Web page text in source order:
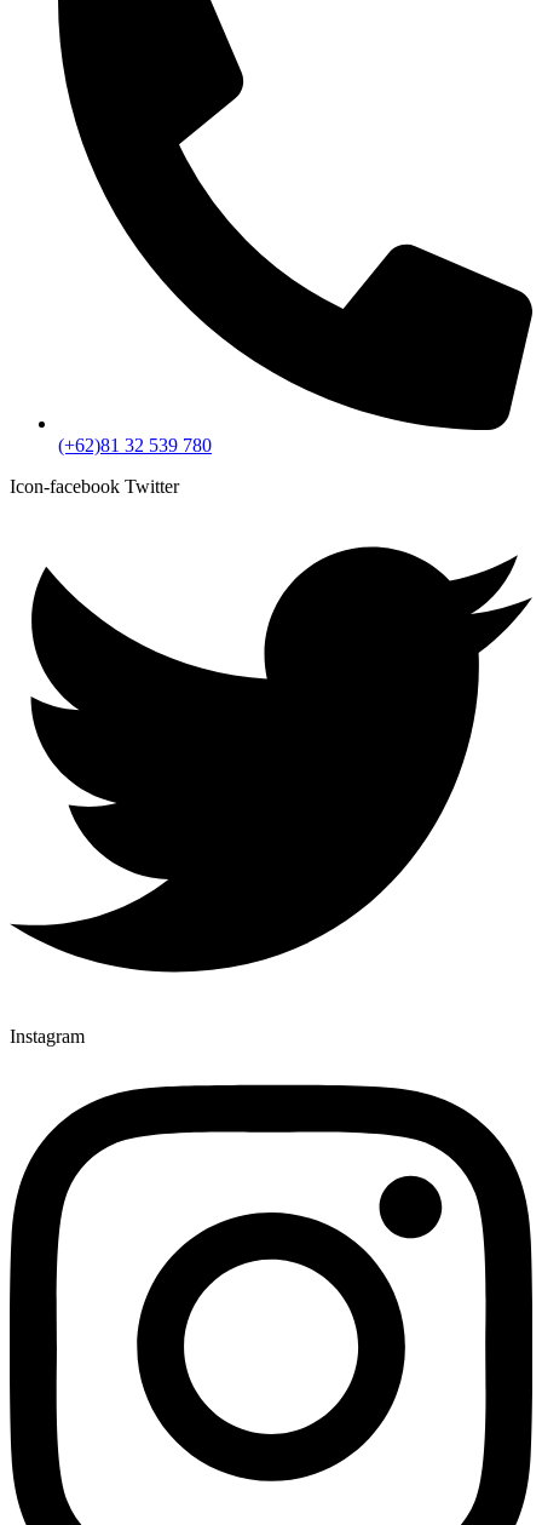
(+62)81 32 539 780
Icon-facebook Twitter
Instagram